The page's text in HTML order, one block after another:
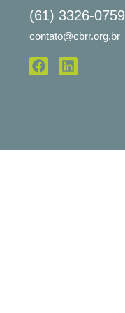
(61) 3326-0759
contato@cbrr.org.br